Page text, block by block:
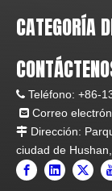
CATEGORÍA
 Teléfono: +86-
 Correo
 Dirección:
ciudad de